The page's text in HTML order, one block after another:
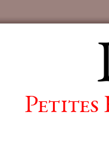
Petites